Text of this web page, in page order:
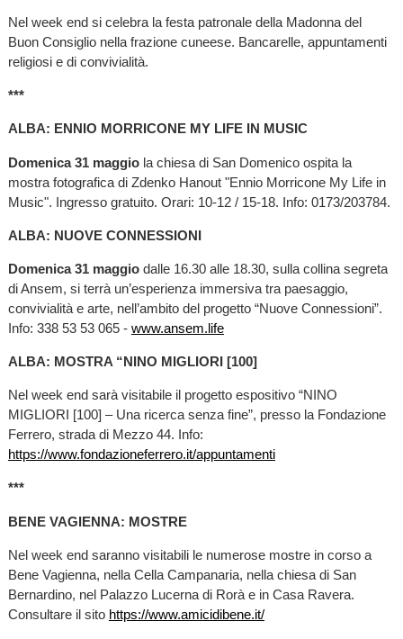
Nel week end si celebra la festa patronale della Madonna del
Buon Consiglio nella frazione cuneese. Bancarelle, appuntamenti
religiosi e di convivialità.
***
ALBA: ENNIO MORRICONE MY LIFE IN MUSIC
Domenica 31 maggiola chiesa di San Domenico ospita la
mostra fotografica di Zdenko Hanout "Ennio Morricone My Life in
Music". Ingresso gratuito. Orari: 10-12 / 15-18. Info: 0173/203784.
ALBA: NUOVE CONNESSIONI
Domenica 31 maggio dalle 16.30 alle 18.30, sulla collina segreta
di Ansem, si terrà un’esperienza immersiva tra paesaggio,
convivialità e arte, nell’ambito del progetto “Nuove Connessioni”.
Info: 338 53 53 065 - www.ansem.life
ALBA: MOSTRA “NINO MIGLIORI [100]
Nel week end sarà visitabile il progetto espositivo “NINO
MIGLIORI [100] – Una ricerca senza fine”, presso la Fondazione
Ferrero, strada di Mezzo 44. Info:
https://www.fondazioneferrero.it/appuntamenti
***
BENE VAGIENNA: MOSTRE
Nel week end saranno visitabili le numerose mostre in corso a
Bene Vagienna, nella Cella Campanaria, nella chiesa di San
Bernardino, nel Palazzo Lucerna di Rorà e in Casa Ravera.
Consultare il sito https://www.amicidibene.it/